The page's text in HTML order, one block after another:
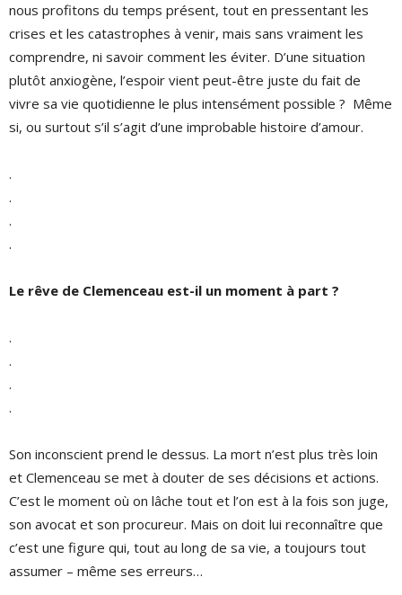
nous profitons du temps présent, tout en pressentant les
crises et les catastrophes à venir, mais sans vraiment les
comprendre, ni savoir comment les éviter. D’une situation
plutôt anxiogène, l’espoir vient peut-être juste du fait de
vivre sa vie quotidienne le plus intensément possible ? Même
si, ou surtout s’il s’agit d’une improbable histoire d’amour.
.
.
.
.
Le rêve de Clemenceau est-il un moment à part ?
.
.
.
.
Son inconscient prend le dessus. La mort n’est plus très loin
et Clemenceau se met à douter de ses décisions et actions.
C’est le moment où on lâche tout et l’on est à la fois son juge,
son avocat et son procureur. Mais on doit lui reconnaître que
c’est une figure qui, tout au long de sa vie, a toujours tout
assumer – même ses erreurs…